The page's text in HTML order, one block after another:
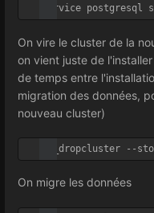
On vire le cluster de la
on vient juste de
de temps entre
migration des données,
nouveau cluster)
On migre les données